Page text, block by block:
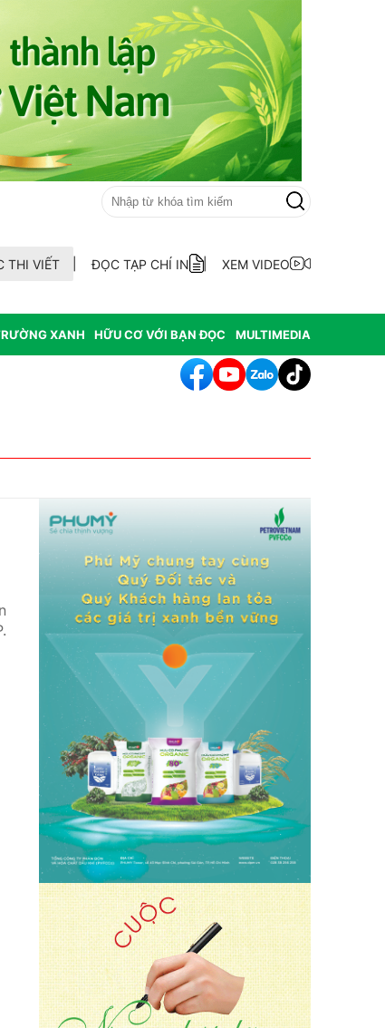
THI VIẾT ĐỌC TẠP CHÍ IN XEM VIDEO
XANH HỮU CƠ VỚI BẠN ĐỌC MULTIMEDIA
xây dựng một nền nông nghiệp hiện đại